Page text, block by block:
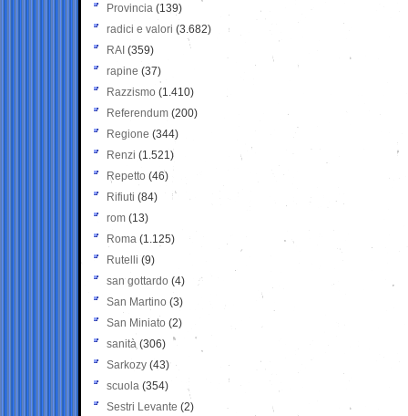
Provincia (139)
radici e valori (3.682)
RAI (359)
rapine (37)
Razzismo (1.410)
Referendum (200)
Regione (344)
Renzi (1.521)
Repetto (46)
Rifiuti (84)
rom (13)
Roma (1.125)
Rutelli (9)
san gottardo (4)
San Martino (3)
San Miniato (2)
sanità (306)
Sarkozy (43)
scuola (354)
Sestri Levante (2)